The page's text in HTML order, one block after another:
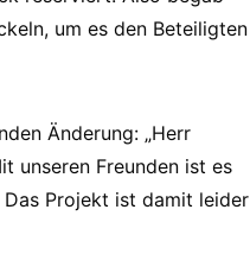
um es den Beteiligten
Änderung: „Herr
unseren Freunden ist es
Projekt ist damit leider